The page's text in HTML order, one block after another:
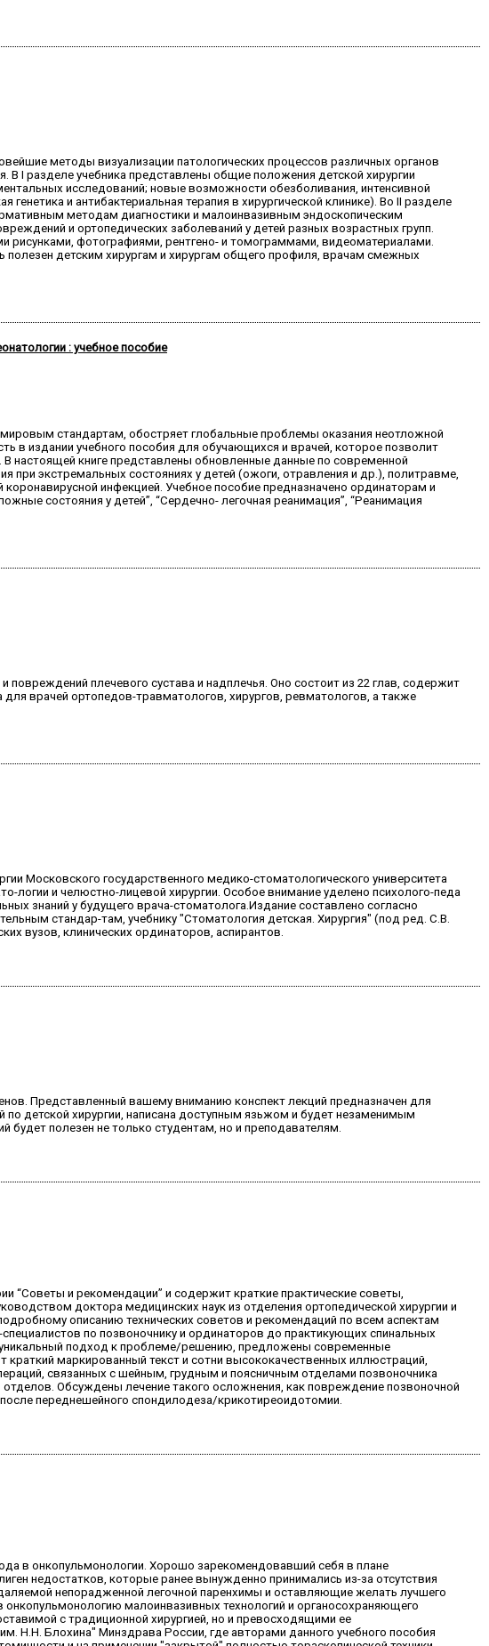
методы визуализации патологических процессов различных органов
I разделе учебника представлены общие положения детской хирургии
исследований; новые возможности обезболивания, интенсивной
и антибактериальная терапия в хирургической клинике). Во II разделе
методам диагностики и малоинвазивным эндоскопическим
и ортопедических заболеваний у детей разных возрастных групп.
рисунками, фотографиями, рентгено- и томограммами, видеоматериалами.
детским хирургам и хирургам общего профиля, врачам смежных
: учебное пособие
стандартам, обостряет глобальные проблемы оказания неотложной
издании учебного пособия для обучающихся и врачей, которое позволит
настоящей книге представлены обновленные данные по современной
при экстремальных состояниях у детей (ожоги, отравления и др.), политравме,
инфекцией. Учебное пособие предназначено ординаторам и
состояния у детей”, “Сердечно- легочная реанимация”, “Реанимация
плечевого сустава и надплечья. Оно состоит из 22 глав, содержит
врачей ортопедов-травматологов, хирургов, ревматологов, а также
Московского государственного медико-стоматологического университета
и челюстно-лицевой хирургии. Особое внимание уделено психолого-педа
знаний у будущего врача-стоматолога.Издание составлено согласно
стандар-там, учебнику "Стоматология детская. Хирургия" (под ред. С.В.
вузов, клинических ординаторов, аспирантов.
Представленный вашему вниманию конспект лекций предназначен для
по детской хирургии, написана доступным язьжом и будет незаменимым
будет полезен не только студентам, но и преподавателям.
“Советы и рекомендации” и содержит краткие практические советы,
доктора медицинских наук из отделения ортопедической хирургии и
описанию технических советов и рекомендаций по всем аспектам
по позвоночнику и ординаторов до практикующих спинальных
подход к проблеме/решению, предложены современные
маркированный текст и сотни высококачественных иллюстраций,
связанных с шейным, грудным и поясничным отделами позвоночника
Обсуждены лечение такого осложнения, как повреждение позвоночной
переднешейного спондилодеза/крикотиреоидотомии.
в онкопульмонологии. Хорошо зарекомендовавший себя в плане
недостатков, которые ранее вынужденно принимались из-за отсутствия
непорадженной легочной паренхимы и оставляющие желать лучшего
малоинвазивных технологий и органосохраняющего
с традиционной хирургией, но и превосходящими ее
Блохина" Минздрава России, где авторами данного учебного пособия